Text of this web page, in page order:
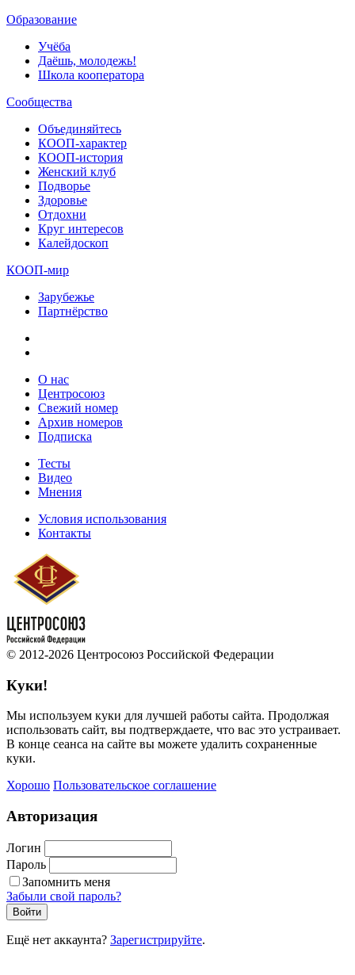
Образование
Учёба
Даёшь, молодежь!
Школа кооператора
Сообщества
Объединяйтесь
КООП-характер
КООП-история
Женский клуб
Подворье
Здоровье
Отдохни
Круг интересов
Калейдоскоп
КООП-мир
Зарубежье
Партнёрство
О нас
Центросоюз
Свежий номер
Архив номеров
Подписка
Тесты
Видео
Мнения
Условия использования
Контакты
© 2012-2026 Центросоюз Российской Федерации
Куки!
Мы используем куки для лучшей работы сайта. Продолжая
использовать сайт, вы подтверждаете, что вас это устраивает.
В конце сеанса на сайте вы можете удалить сохраненные
куки.
Хорошо Пользовательское соглашение
Авторизация
Логин
Пароль
Запомнить меня
Забыли свой пароль?
Войти
Ещё нет аккаунта? Зарегистрируйте.